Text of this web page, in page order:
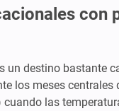
con
un destino bastante
los meses centrales
las